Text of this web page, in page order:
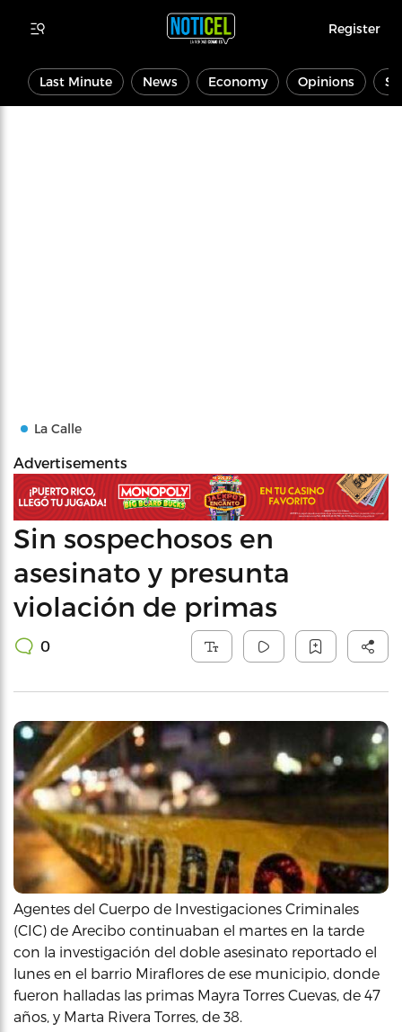
Register
Last Minute News Economy Opinions
La Calle
Advertisements
Sin sospechosos en
asesinato y presunta
violación de primas
0
Agentes del Cuerpo de Investigaciones Criminales
(CIC) de Arecibo continuaban el martes en la tarde
con la investigación del doble asesinato reportado el
lunes en el barrio Miraflores de ese municipio, donde
fueron halladas las primas Mayra Torres Cuevas, de 47
años, y Marta Rivera Torres, de 38.